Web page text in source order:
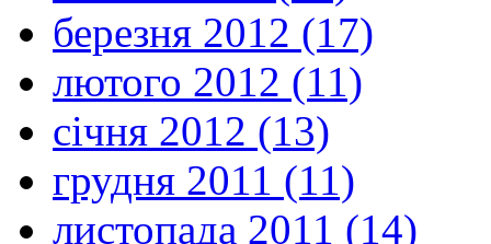
березня 2012 (17)
лютого 2012 (11)
січня 2012 (13)
грудня 2011 (11)
листопада 2011 (14)